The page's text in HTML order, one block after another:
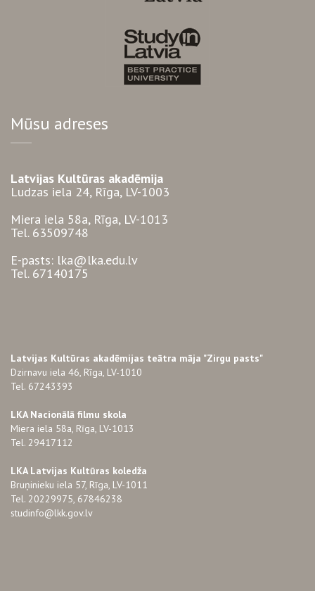
Mūsu adreses
Latvijas Kultūras akadēmija
Ludzas iela 24, Rīga, LV-1003
Miera iela 58a, Rīga, LV-1013
Tel. 63509748
E-pasts: lka@lka.edu.lv
Tel. 67140175
Latvijas Kultūras akadēmijas teātra māja "Zirgu pasts"
Dzirnavu iela 46, Rīga, LV-1010
Tel. 67243393
LKA Nacionālā filmu skola
Miera iela 58a, Rīga, LV-1013
Tel. 29417112
LKA Latvijas Kultūras koledža
Bruņinieku iela 57, Rīga, LV-1011
Tel. 20229975, 67846238
studinfo@lkk.gov.lv